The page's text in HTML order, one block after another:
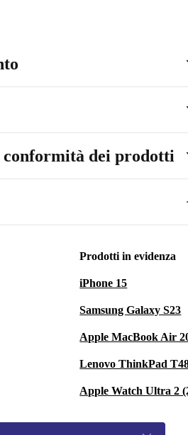
dei prodotti
Prodotti in evidenza
iPhone 15
Samsung Galaxy S23
Apple MacBook Air
Lenovo ThinkPad
Apple Watch Ultra 2